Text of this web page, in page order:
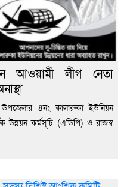
আওয়ামী লীগ নেতা
৪নং কালারুকা ইউনিয়ন
উন্নয়ন কর্মসূচি (এডিপি) ও রাজস্ব